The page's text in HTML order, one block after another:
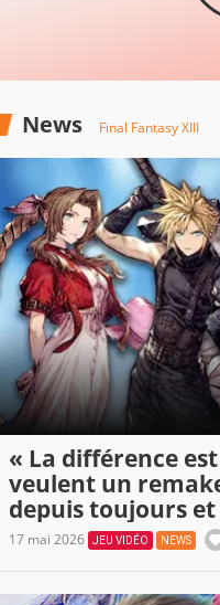
News Final Fantasy XIII
« La différence
veulent un
depuis toujours
tout est gratuit
17 mai 2026 JEU VIDÉO NEWS